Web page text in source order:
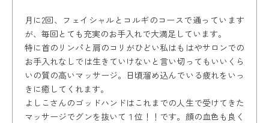
月に2回、フェイシャルとコルギのコースで通っています
が、毎回とても充実のお手入れで大満足しています。
特に首のリンパと肩のコリがひどい私はもはやサロンでの
お手入れなしでは生きていけないと言い切ってもいいくら
いの質の高いマッサージ。日頃溜め込んでいる疲れをいっ
きに癒してくれます。
よしこさんのゴッドハンドはこれまでの人生で受けてきた
マッサージでグンを抜いて１位！！です。顔の血色も良く